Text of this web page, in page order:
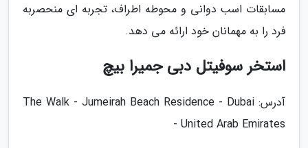
مسابقات اسب دوانی و محوطه اطراف، تجربه ای منحصربه
فرد را به مهمانان خود ارائه می دهد.
استخر سوفیتل دبی جمیرا بیچ
آدرس: The Walk - Jumeirah Beach Residence - Dubai
- United Arab Emirates